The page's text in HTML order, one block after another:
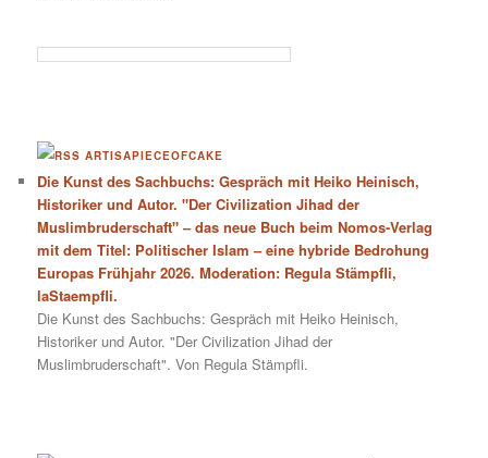
ARTISAPIECEOFCAKE
Die Kunst des Sachbuchs: Gespräch mit Heiko Heinisch,
Historiker und Autor. "Der Civilization Jihad der
Muslimbruderschaft" – das neue Buch beim Nomos-Verlag
mit dem Titel: Politischer Islam – eine hybride Bedrohung
Europas Frühjahr 2026. Moderation: Regula Stämpfli,
laStaempfli.
Die Kunst des Sachbuchs: Gespräch mit Heiko Heinisch,
Historiker und Autor. "Der Civilization Jihad der
Muslimbruderschaft". Von Regula Stämpfli.